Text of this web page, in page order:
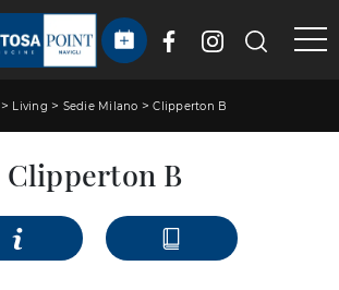
> Living > Sedie Milano >Clipperton B
Clipperton B